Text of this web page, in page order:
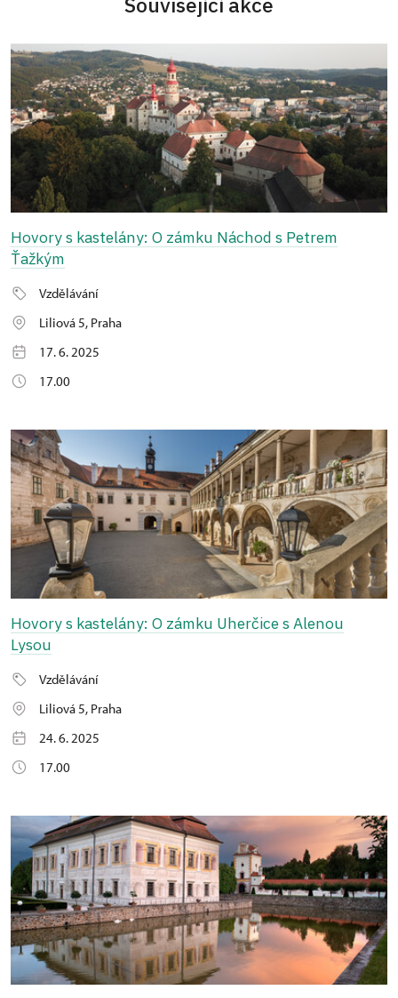
Hovory s kastelány: O zámku Náchod s Petrem
Ťažkým
Vzdělávání
Liliová 5, Praha
17. 6. 2025
17.00
Hovory s kastelány: O zámku Uherčice s Alenou
Lysou
Vzdělávání
Liliová 5, Praha
24. 6. 2025
17.00